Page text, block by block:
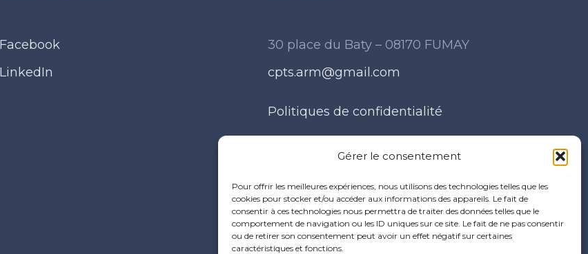
Gérer le consentement
Pour offrir les meilleures expériences, nous utilisons des technologies telles que les
cookies pour stocker et/ou accéder aux informations des appareils. Le fait de
consentir à ces technologies nous permettra de traiter des données telles que le
comportement de navigation ou les ID uniques sur ce site. Le fait de ne pas consentir
ou de retirer son consentement peut avoir un effet négatif sur certaines
caractéristiques et fonctions.
Facebook
LinkedIn
30 place du Baty – 08170 FUMAY
cpts.arm@gmail.com
Politiques de confidentialité
Mentions légales